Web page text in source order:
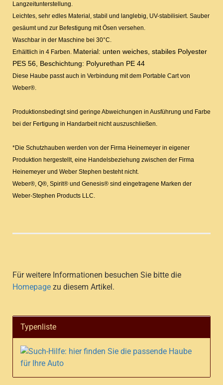
Langzeitunterstellung.
Leichtes, sehr edles Material, stabil und langlebig, UV-stabilisiert. Sauber
gesäumt und zur Befestigung mit Ösen versehen.
Waschbar in der Maschine bei 30°C.
Erhältlich in 4 Farben. Material: unten weiches, stabiles Polyester
PES 56, Beschichtung: Polyurethan PE 44
Diese Haube passt auch in Verbindung mit dem Portable Cart von
Weber®.
Produktionsbedingt sind geringe Abweichungen in Ausführung und Farbe
bei der Fertigung in Handarbeit nicht auszuschließen.
*Die Schutzhauben werden von der Firma Heinemeyer in eigener
Produktion hergestellt, eine Handelsbeziehung zwischen der Firma
Heinemeyer und Weber Stephen besteht nicht.
Weber®, Q®, Spirit® und Genesis® sind eingetragene Marken der
Weber-Stephen Products LLC.
Für weitere Informationen besuchen Sie bitte die
Homepage zu diesem Artikel.
Typenliste